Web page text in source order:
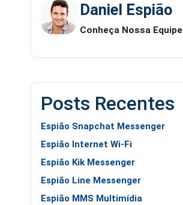
Daniel Espião
Conheça Nossa Equipe
Posts Recentes
Espião Snapchat Messenger
Espião Internet Wi-Fi
Espião Kik Messenger
Espião Line Messenger
Espião MMS Multimídia